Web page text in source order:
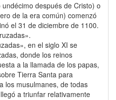
de la era común) comenzó
el 31 de diciembre de 1100.
donde los reinos
a la llamada de los papas,
Tierra Santa para
los musulmanes, de todas
a triunfar relativamente